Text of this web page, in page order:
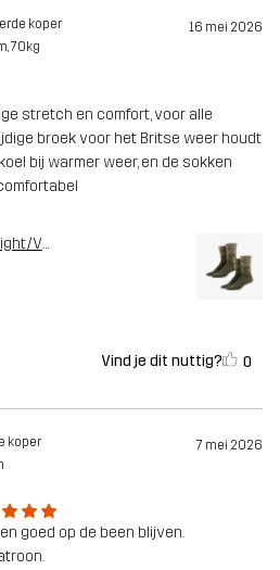
koper 16 mei 2026
70kg
stretch en comfort, voor alle
broek voor het Britse weer houdt
bij warmer weer, en de sokken
Forest Night/Vetiver Green
Vind je dit nuttig? 0
koper 7 mei 2026
goed op de been blijven.